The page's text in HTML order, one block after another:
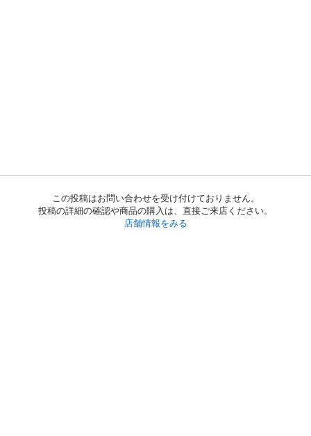
この投稿はお問い合わせを受け付けておりません。
投稿の詳細の確認や商品の購入は、直接ご来店ください。
店舗情報をみる